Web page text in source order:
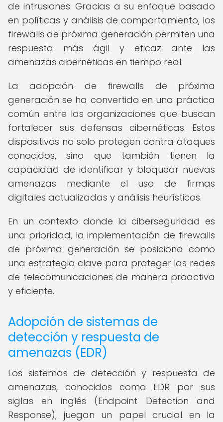
de intrusiones. Gracias a su enfoque basado
en políticas y análisis de comportamiento, los
firewalls de próxima generación permiten una
respuesta más ágil y eficaz ante las
amenazas cibernéticas en tiempo real.
La adopción de firewalls de próxima
generación se ha convertido en una práctica
común entre las organizaciones que buscan
fortalecer sus defensas cibernéticas. Estos
dispositivos no solo protegen contra ataques
conocidos, sino que también tienen la
capacidad de identificar y bloquear nuevas
amenazas mediante el uso de firmas
digitales actualizadas y análisis heurísticos.
En un contexto donde la ciberseguridad es
una prioridad, la implementación de firewalls
de próxima generación se posiciona como
una estrategia clave para proteger las redes
de telecomunicaciones de manera proactiva
y eficiente.
Adopción de sistemas de
detección y respuesta de
amenazas (EDR)
Los sistemas de detección y respuesta de
amenazas, conocidos como EDR por sus
siglas en inglés (Endpoint Detection and
Response), juegan un papel crucial en la